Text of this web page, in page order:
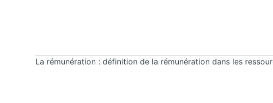
La rémunération : définition de la rémunération dans les